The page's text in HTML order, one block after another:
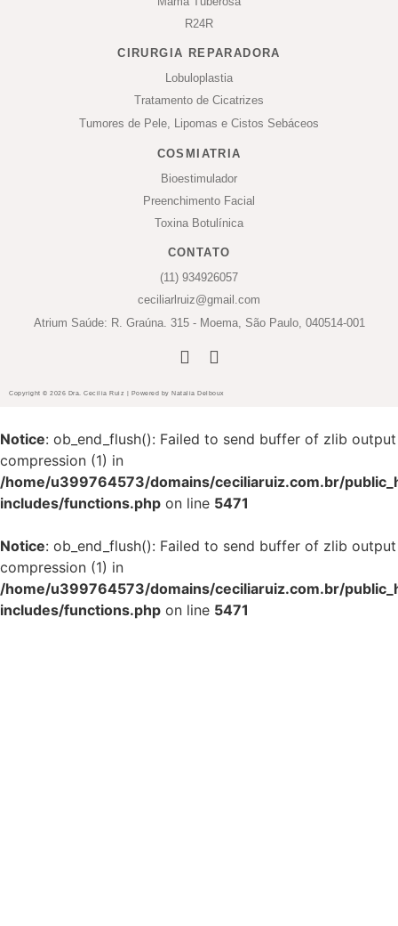
R24R
CIRURGIA REPARADORA
Lobuloplastia
Tratamento de Cicatrizes
Tumores de Pele, Lipomas e Cistos Sebáceos
COSMIATRIA
Bioestimulador
Preenchimento Facial
Toxina Botulínica
CONTATO
(11) 934926057
ceciliarlruiz@gmail.com
Atrium Saúde: R. Graúna. 315 - Moema, São Paulo, 040514-001
Copyright © 2026 Dra. Cecilia Ruiz | Powered by Natalia Delboux
Notice: ob_end_flush(): Failed to send buffer of zlib output
compression (1) in
/home/u399764573/domains/ceciliaruiz.com.br/
includes/functions.php on line 5471
Notice: ob_end_flush(): Failed to send buffer of zlib output
compression (1) in
/home/u399764573/domains/ceciliaruiz.com.br/
includes/functions.php on line 5471